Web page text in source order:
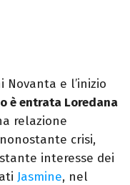
e l’inizio
è entrata Loredana
relazione
crisi,
interesse dei
Jasmine, nel